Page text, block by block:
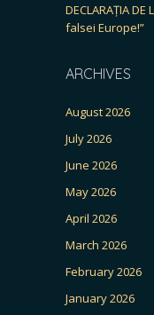
DECLARAȚIA
falsei Europe!”
ARCHIVES
August 2026
July 2026
June 2026
May 2026
April 2026
March 2026
February 2026
January 2026